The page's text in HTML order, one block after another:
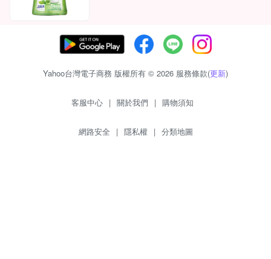
Yahoo台灣電子商務 版權所有 © 2026 服務條款(更新)
客服中心 | 關於我們 | 購物須知
網路安全 | 隱私權 | 分類地圖